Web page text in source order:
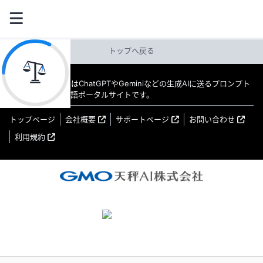
トップへ戻る
教えてAI byGMO はChatGPTやGeminiなどの生成AIに送るプロンプト
（指示文）の日本語ポータルサイトです。
トップページ 会社概要 サポートページ
お問い合わせ
利用規約